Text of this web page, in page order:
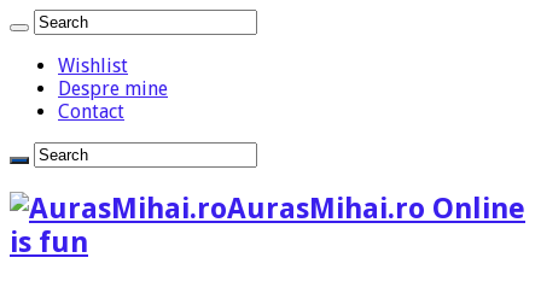
Wishlist
Despre mine
Contact
AurasMihai.ro Online
is fun